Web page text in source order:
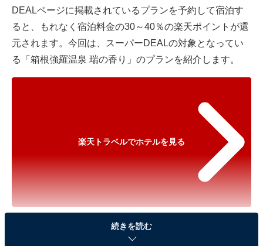
DEALページに掲載されているプランを予約して宿泊す
ると、もれなく宿泊料金の30～40％の楽天ポイントが還
元されます。今回は、スーパーDEALの対象となってい
る「箱根強羅温泉 瑞の香り」のプランを紹介します。
楽天トラベルでホテルを見る
※以下のセール情報は2026年7月2日15時30分現在のも
のです。料金の変更、満室の場合もあります。
続きを読む